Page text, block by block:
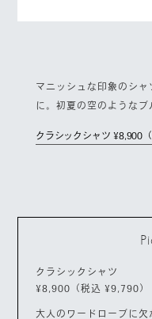
マニッシュな印象のシ
に。初夏の空のようなブ
クラシックシャツ ¥8,900
クラシックシャツ
¥8,900（税込 ¥9,790）
大人のワードローブに欠